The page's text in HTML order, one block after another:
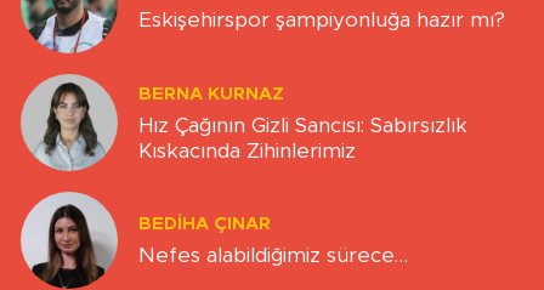
Eskişehirspor şampiyonluğa hazır mı?
BERNA KURNAZ
Hız Çağının Gizli Sancısı: Sabırsızlık
Kıskacında Zihinlerimiz
BEDIHA ÇINAR
Nefes alabildiğimiz sürece…